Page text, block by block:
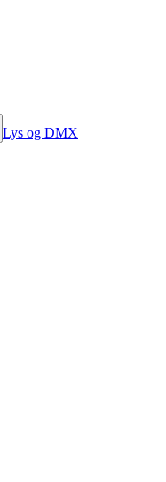
Lys og DMX